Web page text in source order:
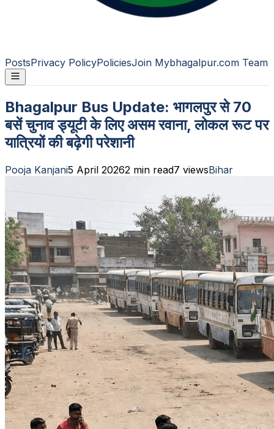
PostsPrivacy PolicyPoliciesJoin Mybhagalpur.com Team
Bhagalpur Bus Update: भागलपुर से 70
बसें चुनाव ड्यूटी के लिए असम रवाना, लोकल रूट पर
यात्रियों की बढ़ेगी परेशानी
Pooja Kanjani5 April 20262 min read7 viewsBihar